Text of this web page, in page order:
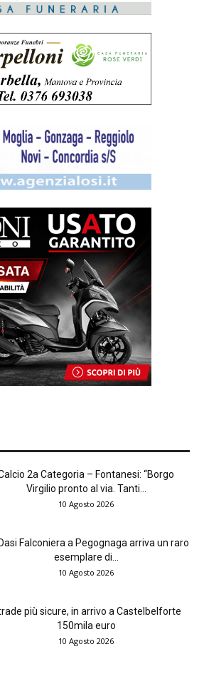
2a Categoria – Fontanesi: “Borgo
Virgilio pronto al via. Tanti...
10 Agosto 2026
Falconiera a Pegognaga arriva un raro
esemplare di...
10 Agosto 2026
più sicure, in arrivo a Castelbelforte
150mila euro
10 Agosto 2026